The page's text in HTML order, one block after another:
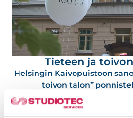
Tieteen ja
Helsingin Kaivopuistoon
toivon talon”
ekologisempaa ja
on mukana myös AV-